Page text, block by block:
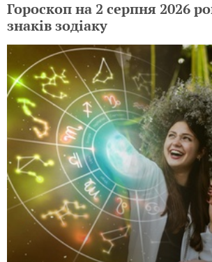
Гороскоп на 2 серпня 2026
знаків зодіаку